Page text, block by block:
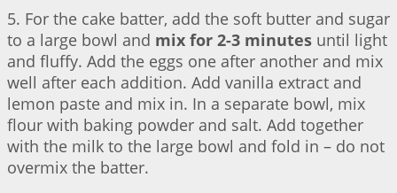
5. For the cake batter, add the soft butter and sugar
to a large bowl and mix for 2-3 minutes until light
and fluffy. Add the eggs one after another and mix
well after each addition. Add vanilla extract and
lemon paste and mix in. In a separate bowl, mix
flour with baking powder and salt. Add together
with the milk to the large bowl and fold in – do not
overmix the batter.